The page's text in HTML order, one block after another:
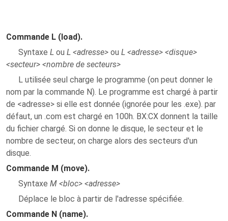
Commande L (load).
Syntaxe L ou L <adresse> ou L <adresse> <disque>
<secteur> <nombre de secteurs>
L utilisée seul charge le programme (on peut donner le
nom par la commande N). Le programme est chargé à partir
de <adresse> si elle est donnée (ignorée pour les .exe). par
défaut, un .com est chargé en 100h. BX:CX donnent la taille
du fichier chargé. Si on donne le disque, le secteur et le
nombre de secteur, on charge alors des secteurs d'un
disque.
Commande M (move).
Syntaxe M <bloc> <adresse>
Déplace le bloc à partir de l'adresse spécifiée.
Commande N (name).